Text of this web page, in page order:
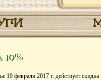
19 февраля 2017 г. действует